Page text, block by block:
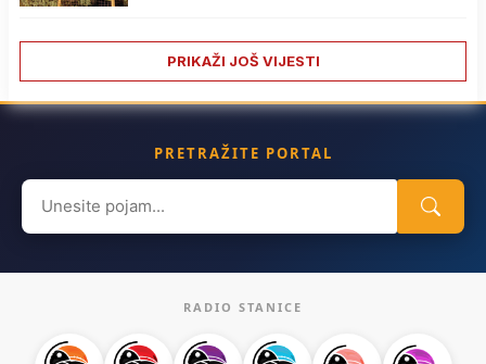
PRIKAŽI JOŠ VIJESTI
PRETRAŽITE PORTAL
Search
for:
RADIO STANICE